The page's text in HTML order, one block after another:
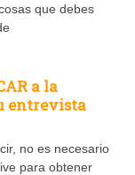
que debes
a la
entrevista
no es necesario
para obtener